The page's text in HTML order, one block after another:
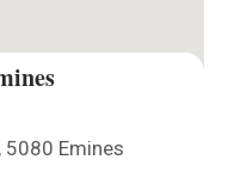
5080 Emines